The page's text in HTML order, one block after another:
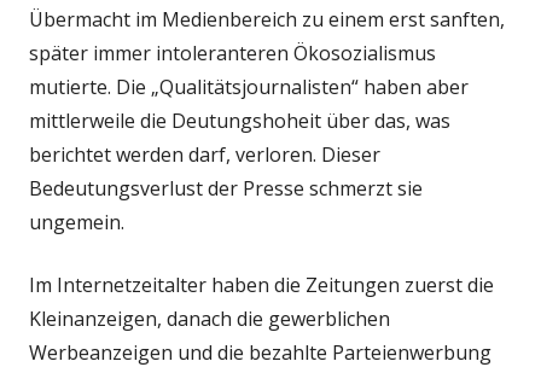
Übermacht im Medienbereich zu einem erst sanften,
später immer intoleranteren Ökosozialismus
mutierte. Die „Qualitätsjournalisten“ haben aber
mittlerweile die Deutungshoheit über das, was
berichtet werden darf, verloren. Dieser
Bedeutungsverlust der Presse schmerzt sie
ungemein.
Im Internetzeitalter haben die Zeitungen zuerst die
Kleinanzeigen, danach die gewerblichen
Werbeanzeigen und die bezahlte Parteienwerbung